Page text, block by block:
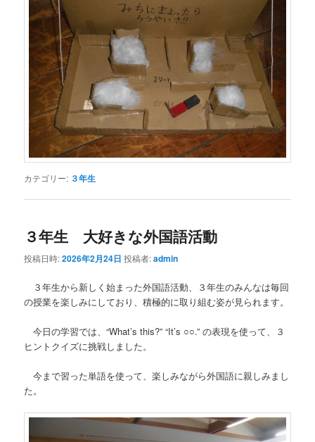
カテゴリー: ３年生
３年生 大好きな外国語活動
投稿日時:2026年2月24日 投稿者:admin
３年生から新しく始まった外国語活動、３年生のみんなは毎回
の授業を楽しみにしており、積極的に取り組む姿が見られます。
今日の学習では、“What’s this?” “It’s ○○.” の表現を使って、３
ヒントクイズに挑戦しました。
今まで習った単語を使って、楽しみながら外国語に親しみまし
た。